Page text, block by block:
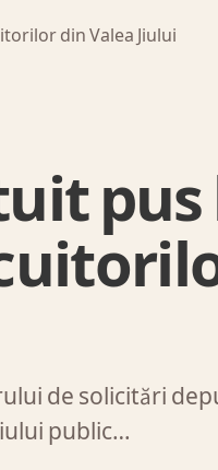
din Valea Jiului
pus
de solicitări
public…